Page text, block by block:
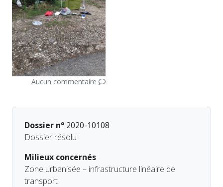
Aucun commentaire
Dossier n° 2020-10108
Dossier résolu
Milieux concernés
Zone urbanisée – infrastructure linéaire de
transport